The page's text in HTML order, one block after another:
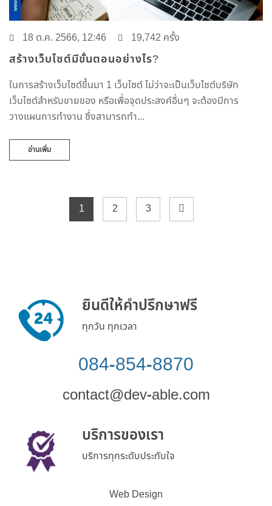
18 ต.ค. 2566, 12:46 19,742 ครั้ง
สร้างเว็บไซต์มีขั้นตอนอย่างไร?
ในการสร้างเว็บไซต์ขึ้นมา 1 เว็บไซต์ ไม่ว่าจะเป็นเว็บไซต์บริษัท
เว็บไซต์สำหรับขายของ หรือเพื่อจุดประสงค์อื่นๆ จะต้องมีการ
วางแผนการทำงาน ซึ่งสามารถทำ...
อ่านเพิ่ม
1 2 3
ยินดีให้คำปรึกษาฟรี
ทุกวัน ทุกเวลา
084-854-8870
contact@dev-able.com
บริการของเรา
บริการทุกระดับประทับใจ
Web Design